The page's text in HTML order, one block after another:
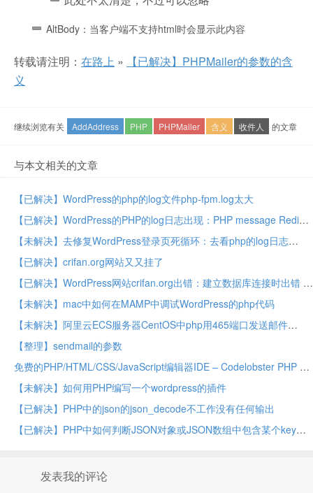
AltBody：当客户端不支持html时会显示此内容
转载请注明： 在路上 »
【已解决】PHPMailer的参数的含
义
继续浏览有关 AddAddress PHP PHPMailer 含义 收件人 的文章
与本文相关的文章
【已解决】WordPress的php的log文件php-fpm.log太大
【已解决】WordPress的PHP的log日志出现：PHP message RedisException OOM command not allowed when used memory maxmemory in plugins redis-cache
【未解决】去修复WordPress登录页死循环：去看php的log日志
【已解决】crifan.org网站又又挂了
【已解决】WordPress网站crifan.org出错：建立数据库连接时出错 这意味着您在wp-config.php文件中指定的用户名和密码信息不正确
【未解决】mac中如何在MAMP中调试WordPress的php代码
【未解决】阿里云ECS服务器CentOS中php用465端口发送邮件
【整理】sendmail的参数
免费的PHP/HTML/CSS/JavaScript编辑器IDE – Codelobster PHP Edition
【未解决】如何用PHP编写一个wordpress的插件
【已解决】PHP中的json的json_decode不工作没有任何输出
【已解决】PHP中如何判断JSON对象或JSON数组中包含某个key键值
发表我的评论